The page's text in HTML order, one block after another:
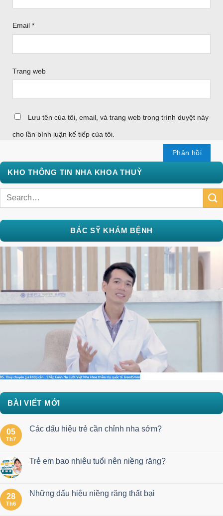
Email *
Trang web
Lưu tên của tôi, email, và trang web trong trình duyệt này
cho lần bình luận kế tiếp của tôi.
KHO THÔNG TIN NHA KHOA THUỲ
BÁC SỸ KHÁM BỆNH
BÀI VIẾT MỚI
05
Th7
Các dấu hiệu trẻ cần chỉnh nha sớm?
Trẻ em bao nhiêu tuổi nên niềng răng?
28
Th6
Những dấu hiệu niềng răng thất bại